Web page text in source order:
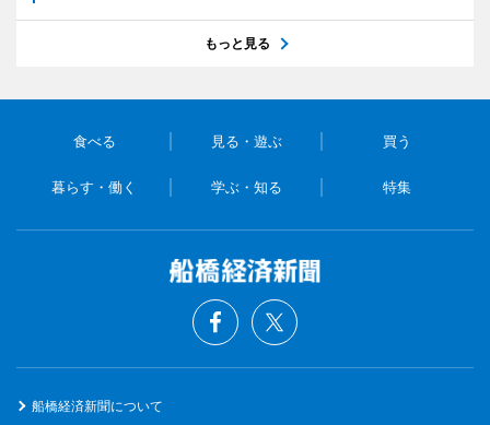
もっと見る
食べる 見る・遊ぶ 買う
暮らす・働く 学ぶ・知る 特集
船橋経済新聞について